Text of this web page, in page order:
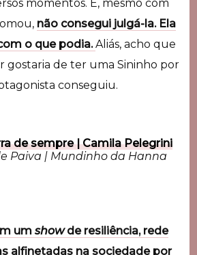
momentos. E, mesmo com
não consegui julgá-la. Ela
o que podia.Aliás, acho que
de ter uma Sininho por
conseguiu.
Paiva | Mundinho da Hanna
um showde resiliência, rede
alfinetadas na sociedade por